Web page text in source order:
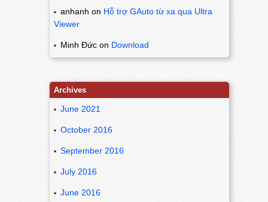
anhanh on Hỗ trợ GAuto từ xa qua Ultra
Viewer
Minh Đức on Download
Archives
June 2021
October 2016
September 2016
July 2016
June 2016